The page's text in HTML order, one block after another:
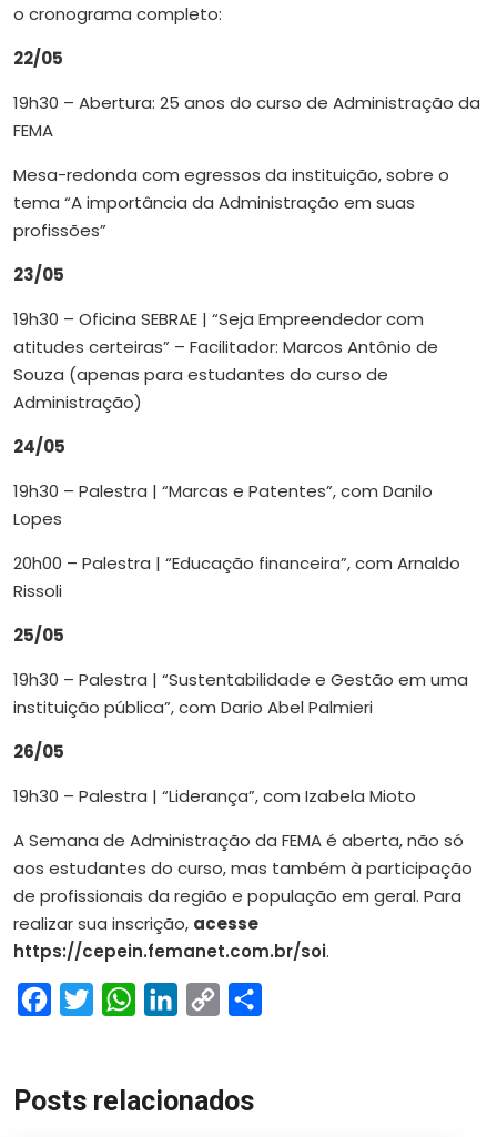
o cronograma completo:
22/05
19h30 – Abertura: 25 anos do curso de Administração da
FEMA
Mesa-redonda com egressos da instituição, sobre o
tema “A importância da Administração em suas
profissões”
23/05
19h30 – Oficina SEBRAE | “Seja Empreendedor com
atitudes certeiras” – Facilitador: Marcos Antônio de
Souza (apenas para estudantes do curso de
Administração)
24/05
19h30 – Palestra | “Marcas e Patentes”, com Danilo
Lopes
20h00 – Palestra | “Educação financeira”, com Arnaldo
Rissoli
25/05
19h30 – Palestra | “Sustentabilidade e Gestão em uma
instituição pública”, com Dario Abel Palmieri
26/05
19h30 – Palestra | “Liderança”, com Izabela Mioto
A Semana de Administração da FEMA é aberta, não só
aos estudantes do curso, mas também à participação
de profissionais da região e população em geral. Para
realizar sua inscrição, acesse
https://cepein.femanet.com.br/soi.
FacebookTwitterWhatsAppLinkedIn
Copy
Posts relacionados